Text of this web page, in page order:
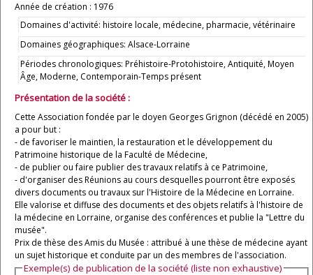
Année de création : 1976
Domaines d'activité: histoire locale, médecine, pharmacie, vétérinaire
Domaines géographiques: Alsace-Lorraine
Périodes chronologiques: Préhistoire-Protohistoire, Antiquité, Moyen
Âge, Moderne, Contemporain-Temps présent
Présentation de la société :
Cette Association fondée par le doyen Georges Grignon (décédé en 2005)
a pour but :
- de favoriser le maintien, la restauration et le développement du
Patrimoine historique de la Faculté de Médecine,
- de publier ou faire publier des travaux relatifs à ce Patrimoine,
- d'organiser des Réunions au cours desquelles pourront être exposés
divers documents ou travaux sur l'Histoire de la Médecine en Lorraine.
Elle valorise et diffuse des documents et des objets relatifs à l'histoire de
la médecine en Lorraine, organise des conférences et publie la "Lettre du
musée".
Prix de thèse des Amis du Musée : attribué à une thèse de médecine ayant
un sujet historique et conduite par un des membres de l'association.
Exemple(s) de publication de la société (liste non exhaustive)